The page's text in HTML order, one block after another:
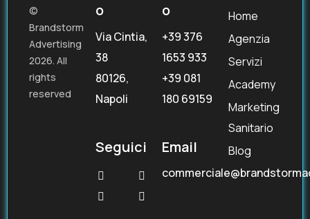
©
Brandstorm
Advertising
2026. All
rights
reserved
o
Via Cintia,
38
80126,
Napoli
Seguici
o
+39 376
1653 933
+39 081
180 69159
Email
Home
Agenzia
Servizi
Academy
Marketing
Sanitario
Blog